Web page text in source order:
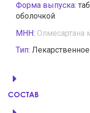
Форма выпуска:
оболочкой
МНН: Олмесартана
Тип:
СОСТАВ